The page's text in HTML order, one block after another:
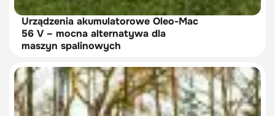
Urządzenia akumulatorowe Oleo-Mac
56 V – mocna alternatywa dla
maszyn spalinowych